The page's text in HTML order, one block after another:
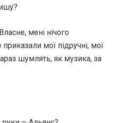
мені нічого
мої підручні, мої
шумлять, як музика, за